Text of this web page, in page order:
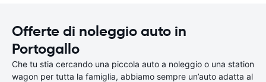
Offerte di noleggio auto in
Portogallo
Che tu stia cercando una piccola auto a noleggio o una station
wagon per tutta la famiglia, abbiamo sempre un’auto adatta al